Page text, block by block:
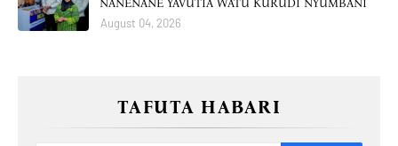
NANENANE YAVUTIA WATU KURUDI NYUMBANI
August 04, 2026
TAFUTA HABARI